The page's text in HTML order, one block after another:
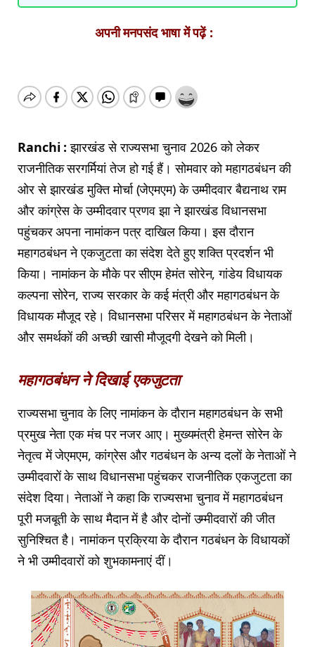
अपनी मनपसंद भाषा में पढ़ें :
Ranchi : झारखंड से राज्यसभा चुनाव 2026 को लेकर
राजनीतिक सरगर्मियां तेज हो गई हैं। सोमवार को महागठबंधन की
ओर से झारखंड मुक्ति मोर्चा (जेएमएम) के उम्मीदवार बैद्यनाथ राम
और कांग्रेस के उम्मीदवार प्रणव झा ने झारखंड विधानसभा
पहुंचकर अपना नामांकन पत्र दाखिल किया। इस दौरान
महागठबंधन ने एकजुटता का संदेश देते हुए शक्ति प्रदर्शन भी
किया। नामांकन के मौके पर सीएम हेमंत सोरेन, गांडेय विधायक
कल्पना सोरेन, राज्य सरकार के कई मंत्री और महागठबंधन के
विधायक मौजूद रहे। विधानसभा परिसर में महागठबंधन के नेताओं
और समर्थकों की अच्छी खासी मौजूदगी देखने को मिली।
महागठबंधन ने दिखाई एकजुटता
राज्यसभा चुनाव के लिए नामांकन के दौरान महागठबंधन के सभी
प्रमुख नेता एक मंच पर नजर आए। मुख्यमंत्री हेमन्त सोरेन के
नेतृत्व में जेएमएम, कांग्रेस और गठबंधन के अन्य दलों के नेताओं ने
उम्मीदवारों के साथ विधानसभा पहुंचकर राजनीतिक एकजुटता का
संदेश दिया। नेताओं ने कहा कि राज्यसभा चुनाव में महागठबंधन
पूरी मजबूती के साथ मैदान में है और दोनों उम्मीदवारों की जीत
सुनिश्चित है। नामांकन प्रक्रिया के दौरान गठबंधन के विधायकों
ने भी उम्मीदवारों को शुभकामनाएं दीं।